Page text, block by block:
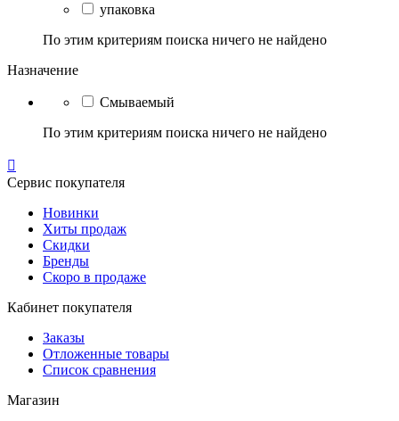
упаковка
По этим критериям поиска ничего не найдено
Назначение
Смываемый
По этим критериям поиска ничего не найдено

Сервис покупателя
Новинки
Хиты продаж
Скидки
Бренды
Скоро в продаже
Кабинет покупателя
Заказы
Отложенные товары
Список сравнения
Магазин